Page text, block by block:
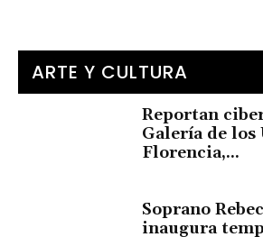
ARTE Y CULTURA
Reportan
Galería de los
Florencia,...
Soprano
inaugura